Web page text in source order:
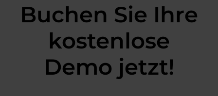
Buchen Sie Ihre
kostenlose
Demo jetzt!